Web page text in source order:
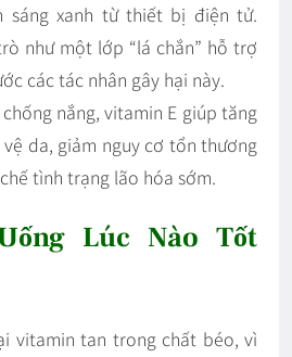
sáng xanh từ thiết bị điện tử.
như một lớp “lá chắn” hỗ trợ
các tác nhân gây hại này.
nắng, vitamin E giúp tăng
da, giảm nguy cơ tổn thương
tình trạng lão hóa sớm.
Lúc Nào Tốt
vitamin tan trong chất béo, vì